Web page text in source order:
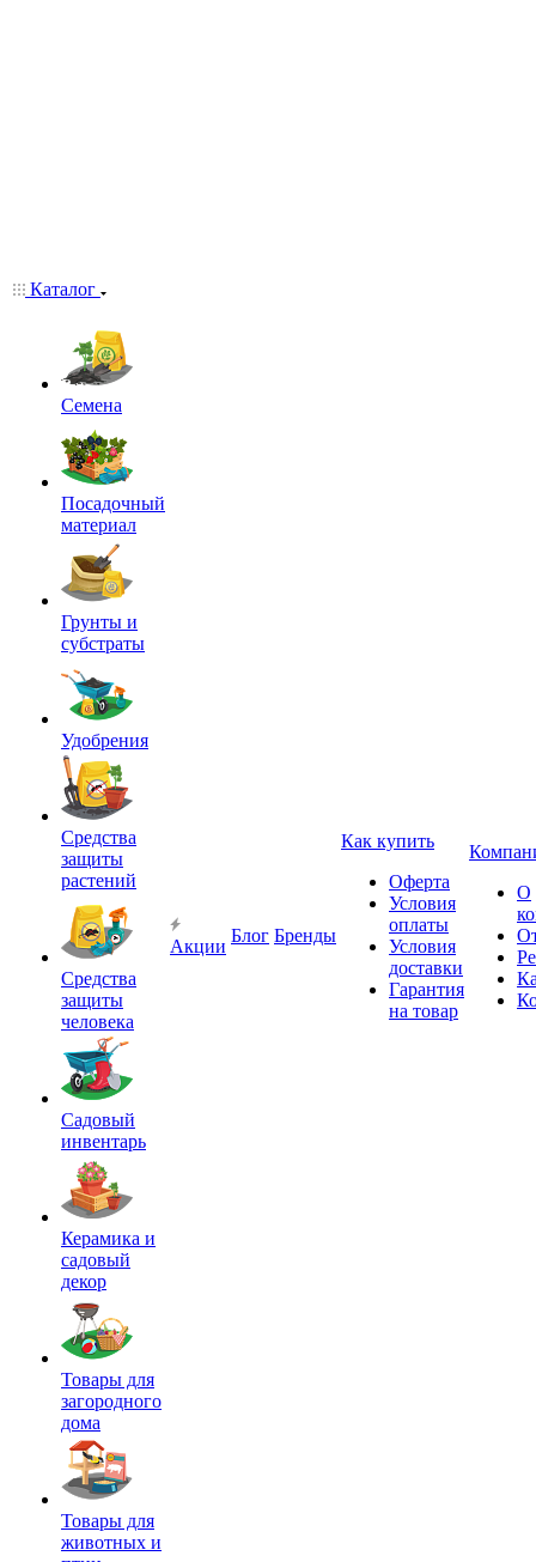
Каталог
Семена
Посадочный
материал
Грунты и
субстраты
Удобрения
Средства
защиты
растений
Средства
защиты
человека
Садовый
инвентарь
Керамика и
садовый
декор
Товары для
загородного
дома
Товары для
животных и
Акции
Блог Бренды
Как купить
Оферта
Условия
оплаты
Условия
доставки
Гарантия
на товар
О